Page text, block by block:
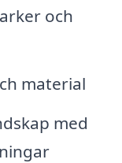
och
material
med